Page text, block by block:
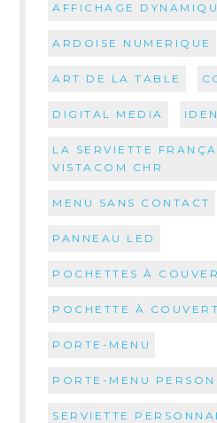
AFFICHAGE
ARDOISE NUMERIQUE
ART DE LA TABLE
DIGITAL MEDIA
LA SERVIETTE
VISTACOM CHR
MENU SANS CONTACT
PANNEAU LED
POCHETTES À
POCHETTE À
PORTE-MENU
PORTE-MENU
SERVIETTE